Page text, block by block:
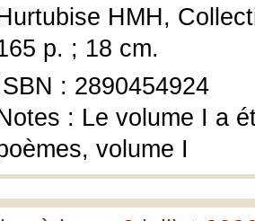
HMH,
p. ; 18 cm.
: 2890454924
: Le volume I a
volume I